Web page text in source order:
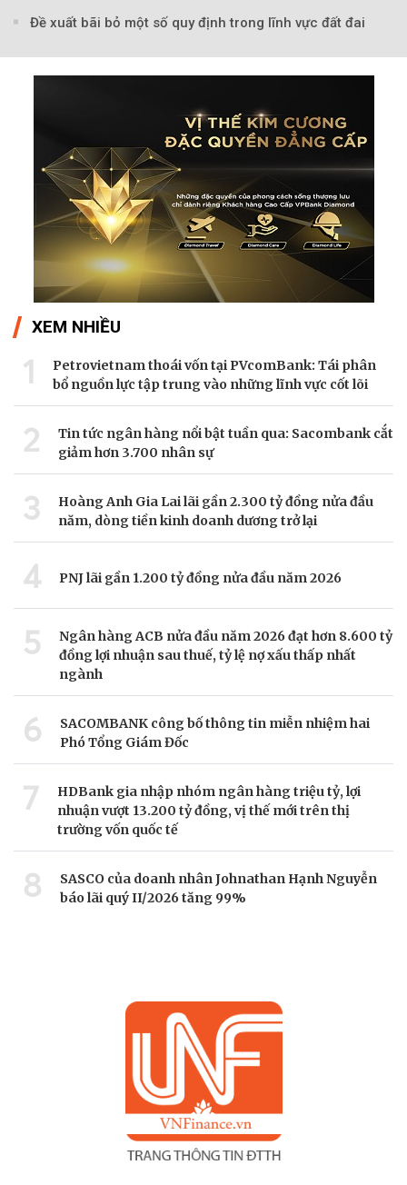
Theo
Đề xuất bãi bỏ một số quy định trong lĩnh vực đất đai
XEM NHIỀU
1
Petrovietnam thoái vốn tại PVcomBank: Tái phân
bổ nguồn lực tập trung vào những lĩnh vực cốt lõi
2
Tin tức ngân hàng nổi bật tuần qua: Sacombank cắt
giảm hơn 3.700 nhân sự
3
Hoàng Anh Gia Lai lãi gần 2.300 tỷ đồng nửa đầu
năm, dòng tiền kinh doanh dương trở lại
4 PNJ lãi gần 1.200 tỷ đồng nửa đầu năm 2026
5
Ngân hàng ACB nửa đầu năm 2026 đạt hơn 8.600 tỷ
đồng lợi nhuận sau thuế, tỷ lệ nợ xấu thấp nhất
ngành
6
SACOMBANK công bố thông tin miễn nhiệm hai
Phó Tổng Giám Đốc
7
HDBank gia nhập nhóm ngân hàng triệu tỷ, lợi
nhuận vượt 13.200 tỷ đồng, vị thế mới trên thị
trường vốn quốc tế
8
SASCO của doanh nhân Johnathan Hạnh Nguyễn
báo lãi quý II/2026 tăng 99%